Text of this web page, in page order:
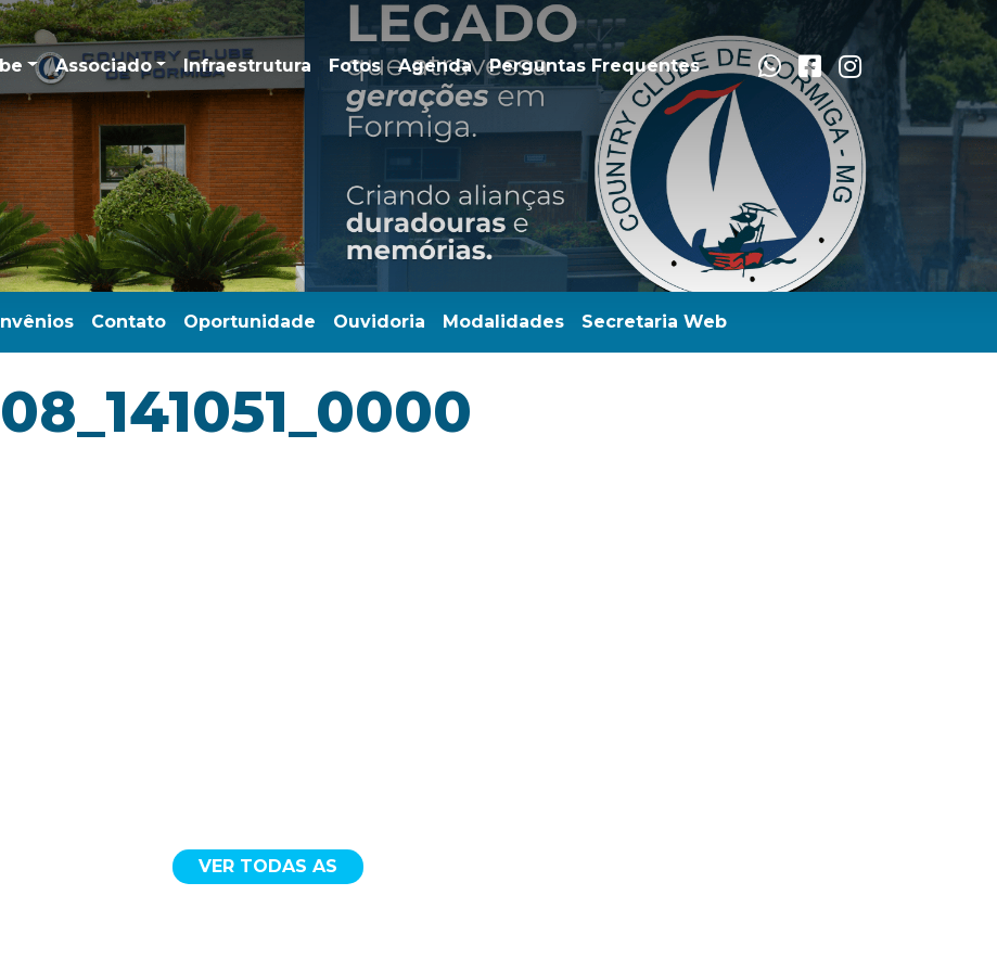
Associado Infraestrutura Fotos Agenda Perguntas Frequentes
Contato Oportunidade Ouvidoria Modalidades Secretaria Web
VER TODAS AS